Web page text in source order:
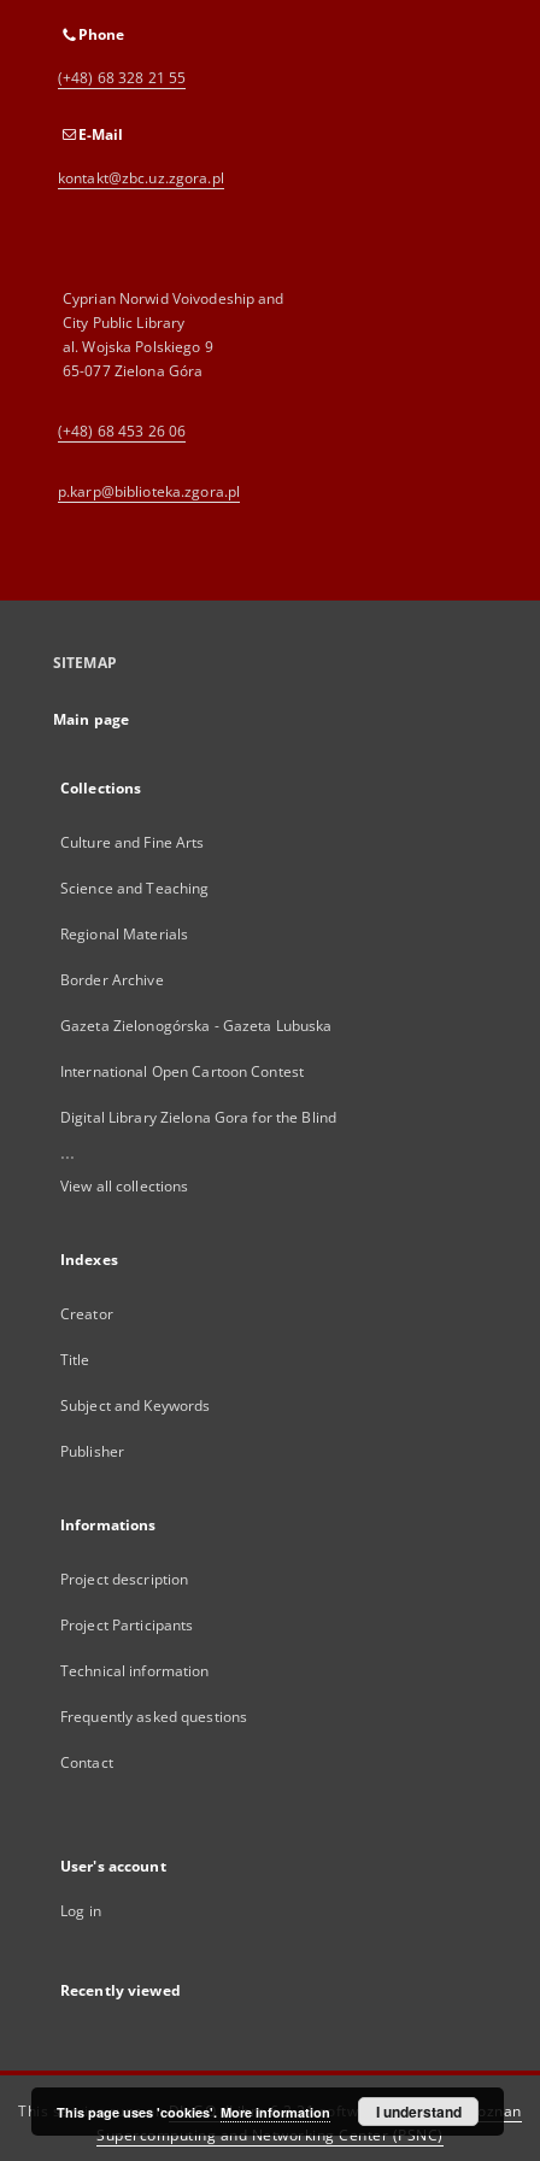
Phone
(+48) 68 328 21 55
E-Mail
kontakt@zbc.uz.zgora.pl
Cyprian Norwid Voivodeship and
City Public Library
al. Wojska Polskiego 9
65-077 Zielona Góra
(+48) 68 453 26 06
p.karp@biblioteka.zgora.pl
SITEMAP
Main page
Collections
Culture and Fine Arts
Science and Teaching
Regional Materials
Border Archive
Gazeta Zielonogórska - Gazeta Lubuska
International Open Cartoon Contest
Digital Library Zielona Gora for the Blind
...
View all collections
Indexes
Creator
Title
Subject and Keywords
Publisher
Informations
Project description
Project Participants
Technical information
Frequently asked questions
Contact
User's account
Log in
Recently viewed
This service runs onDInGO dLibra 6.3.21software created by
Poznan
Supercomputing and Networking Center (PSNC)
This page uses 'cookies'. More information I understand